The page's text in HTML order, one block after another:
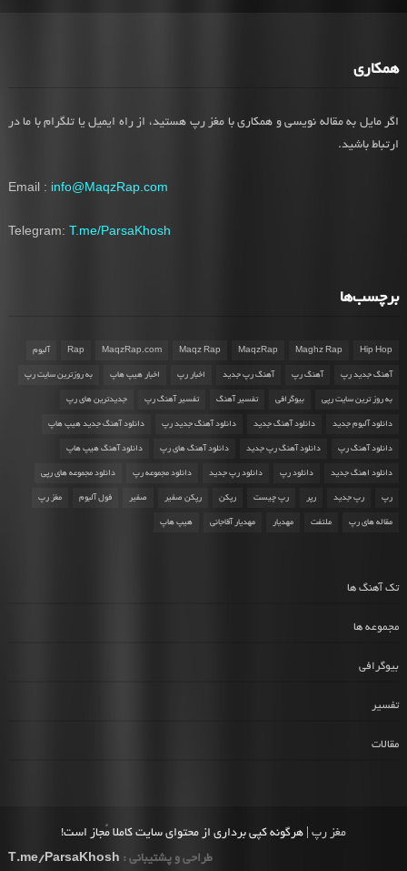
همکاری
اگر مایل به مقاله نویسی و همکاری با مغز رپ هستید، از راه ایمیل یا تلگرام با ما در
ارتباط باشید.
Email : info@MaqzRap.com
Telegram: T.me/ParsaKhosh
برچسب‌ها
Hip Hop
Maghz Rap
MaqzRap
Maqz Rap
MaqzRap.com
Rap آلبوم
آهنگ جدید رپ آهنگ رپ آهنگ رپ جدید اخبار رپ اخبار هیپ هاپ به روزترین سایت رپ
به روز ترین سایت رپی بیوگرافی تفسیر آهنگ تفسیر آهنگ رپ جدیدترین های رپ
دانلود آلبوم جدید دانلود آهنگ جدید دانلود آهنگ جدید رپ دانلود آهنگ جدید هیپ هاپ
دانلود آهنگ رپ دانلود آهنگ رپ جدید دانلود آهنگ های رپ دانلود آهنگ هیپ هاپ
دانلود اهنگ جدید دانلود رپ دانلود رپ جدید دانلود مجموعه رپ دانلود مجموعه های رپی
رپ رپ جدید رپر رپ چیست رپکن رپکن صفیر صفیر فول آلبوم مغز رپ
مقاله های رپ ملتفت مهدیار مهدیار آقاجانی هیپ هاپ
تک آهنگ ها
مجموعه ها
بیوگرافی
تفسیر
مقالات
مغز رپ | هرگونه کپی برداری از محتوای سایت کاملا مُجاز است!
طراحی و پشتیبانی : T.me/ParsaKhosh